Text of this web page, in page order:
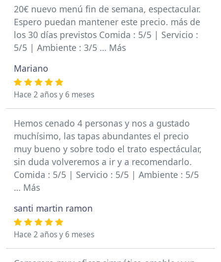
20€ nuevo menú fin de semana, espectacular.
Espero puedan mantener este precio. más de
los 30 días previstos Comida : 5/5 | Servicio :
5/5 | Ambiente : 3/5 … Más
Mariano
Hace 2 años y 6 meses
Hemos cenado 4 personas y nos a gustado
muchísimo, las tapas abundantes el precio
muy bueno y sobre todo el trato espectácular,
sin duda volveremos a ir y a recomendarlo.
Comida : 5/5 | Servicio : 5/5 | Ambiente : 5/5
… Más
santi martin ramon
Hace 2 años y 6 meses